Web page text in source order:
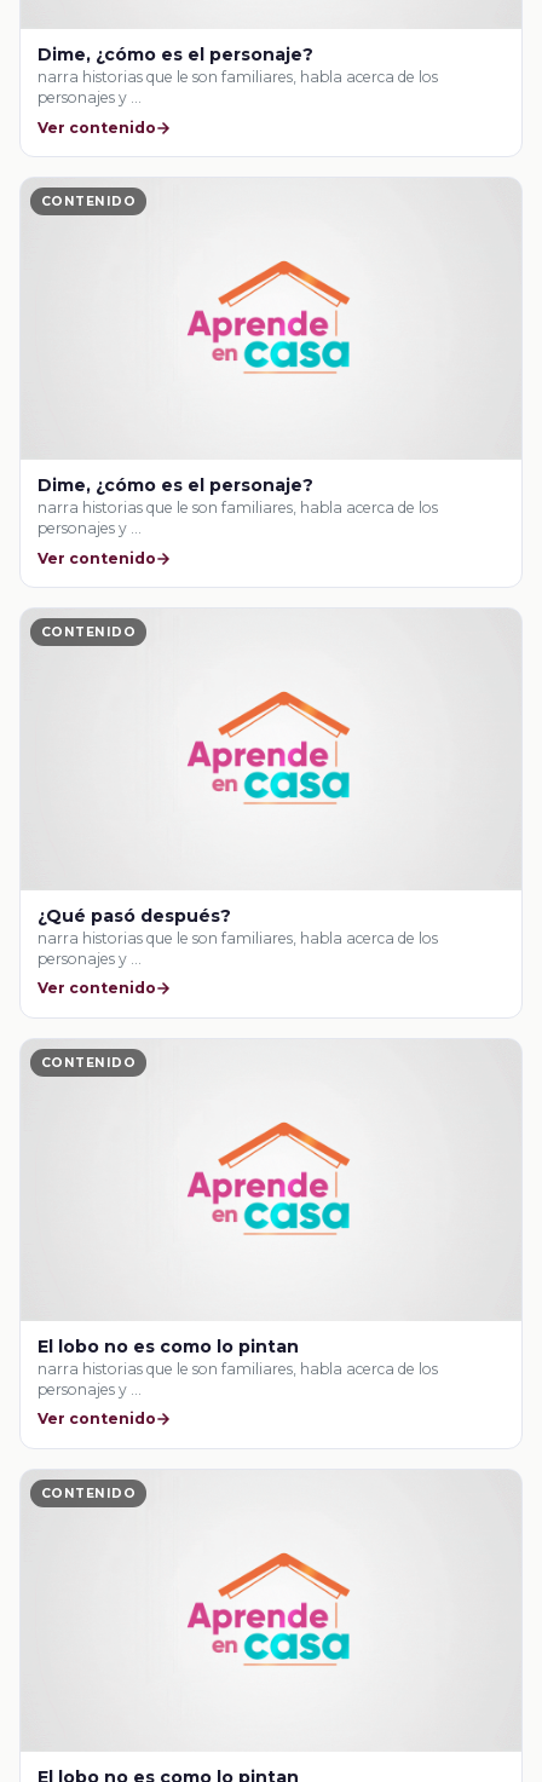
Dime, ¿cómo es el personaje?
narra historias que le son familiares, habla acerca de los
personajes y …
Ver contenido
CONTENIDO
Dime, ¿cómo es el personaje?
narra historias que le son familiares, habla acerca de los
personajes y …
Ver contenido
CONTENIDO
¿Qué pasó después?
narra historias que le son familiares, habla acerca de los
personajes y …
Ver contenido
CONTENIDO
El lobo no es como lo pintan
narra historias que le son familiares, habla acerca de los
personajes y …
Ver contenido
CONTENIDO
El lobo no es como lo pintan